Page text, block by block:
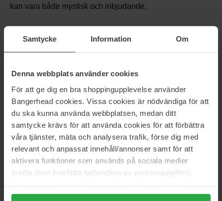
Samtycke Information Om
Denna webbplats använder cookies
För att ge dig en bra shoppingupplevelse använder
Bangerhead cookies. Vissa cookies är nödvändiga för att
du ska kunna använda webbplatsen, medan ditt
samtycke krävs för att använda cookies för att förbättra
våra tjänster, mäta och analysera trafik, förse dig med
relevant och anpassat innehåll/annonser samt för att
aktivera funktioner som används på sociala medier
media (kan innefatta behandling av personuppgifter).
Genom att trycka på "Tillåt alla cookies" accepterar du
kan vara både mystisk och inbjudande.
och vetiver. Träiga parfymer tenderar att vara jordiga och
sofistikerade, vilket passar dig som vill ha en varm men
Här kan du läsa mer om de olika doftfamiljerna.